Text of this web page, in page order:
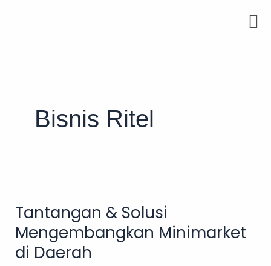
Bisnis Ritel
Tantangan & Solusi
Mengembangkan Minimarket
di Daerah
Solusi
Mengembangkan
Minimarket
di